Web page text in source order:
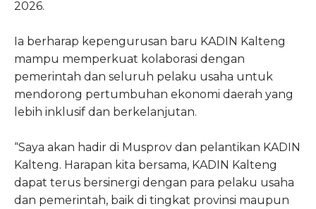
2026.
Ia berharap kepengurusan baru KADIN Kalteng
mampu memperkuat kolaborasi dengan
pemerintah dan seluruh pelaku usaha untuk
mendorong pertumbuhan ekonomi daerah yang
lebih inklusif dan berkelanjutan.
“Saya akan hadir di Musprov dan pelantikan KADIN
Kalteng. Harapan kita bersama, KADIN Kalteng
dapat terus bersinergi dengan para pelaku usaha
dan pemerintah, baik di tingkat provinsi maupun